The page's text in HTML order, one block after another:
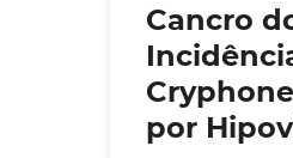
Cancro
por